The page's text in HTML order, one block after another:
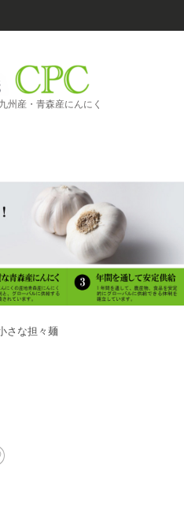
州産・青森産にんにく
さな担々麺